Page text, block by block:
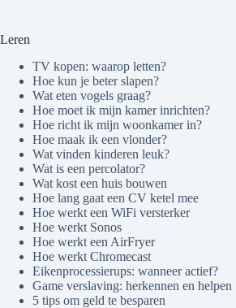
Leren
TV kopen: waarop letten?
Hoe kun je beter slapen?
Wat eten vogels graag?
Hoe moet ik mijn kamer inrichten?
Hoe richt ik mijn woonkamer in?
Hoe maak ik een vlonder?
Wat vinden kinderen leuk?
Wat is een percolator?
Wat kost een huis bouwen
Hoe lang gaat een CV ketel mee
Hoe werkt een WiFi versterker
Hoe werkt Sonos
Hoe werkt een AirFryer
Hoe werkt Chromecast
Eikenprocessierups: wanneer actief?
Game verslaving: herkennen en helpen
5 tips om geld te besparen